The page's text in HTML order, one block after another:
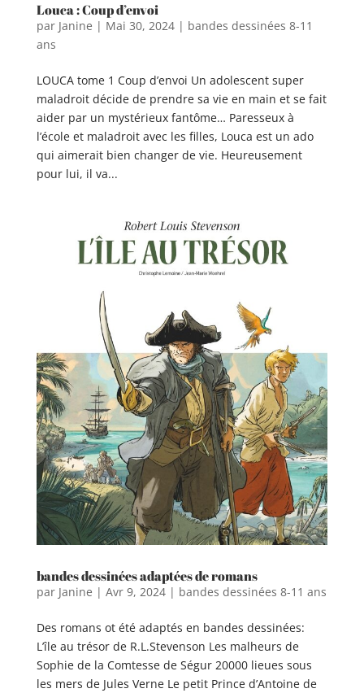
Louca : Coup d’envoi
par Janine | Mai 30, 2024| bandes dessinées 8-11
ans
LOUCA tome 1 Coup d’envoi Un adolescent super
maladroit décide de prendre sa vie en main et se fait
aider par un mystérieux fantôme… Paresseux à
l’école et maladroit avec les filles, Louca est un ado
qui aimerait bien changer de vie. Heureusement
pour lui, il va...
bandes dessinées adaptées de romans
par Janine | Avr 9, 2024| bandes dessinées 8-11 ans
Des romans ot été adaptés en bandes dessinées:
L’île au trésor de R.L.Stevenson Les malheurs de
Sophie de la Comtesse de Ségur 20000 lieues sous
les mers de Jules Verne Le petit Prince d’Antoine de